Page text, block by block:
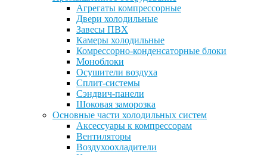
Агрегаты компрессорные
Двери холодильные
Завесы ПВХ
Камеры холодильные
Комрессорно-конденсаторные блоки
Моноблоки
Осушители воздуха
Сплит-системы
Сэндвич-панели
Шоковая заморозка
Основные части холодильных систем
Аксессуары к компрессорам
Вентиляторы
Воздухоохладители